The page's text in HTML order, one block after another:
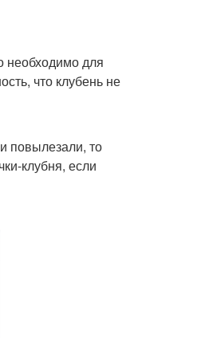
необходимо для
что клубень не
повылезали, то
клубня, если